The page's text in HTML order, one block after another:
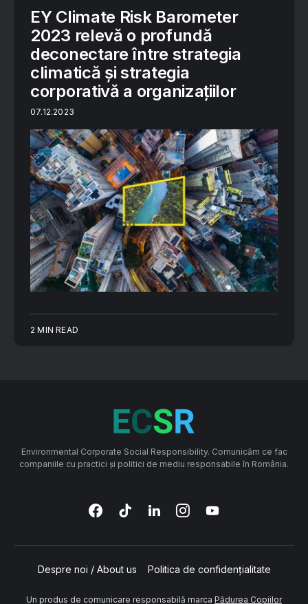
EY Climate Risk Barometer
2023 relevă o profundă
deconectare între strategia
climatică și strategia
corporativă a organizațiilor
07.12.2023
2 MIN READ
Environmental Corporate Social Responsibility. Comunicăm ce fac
companiile cu practici și politici de mediu responsabile în România.
Despre noi / About us Politica de confidențialitate
Un produs de comunicare responsabilă marca Pădurea Copiilor